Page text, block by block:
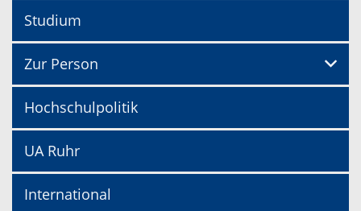
Studium
Zur Person
Hochschulpolitik
UA Ruhr
International